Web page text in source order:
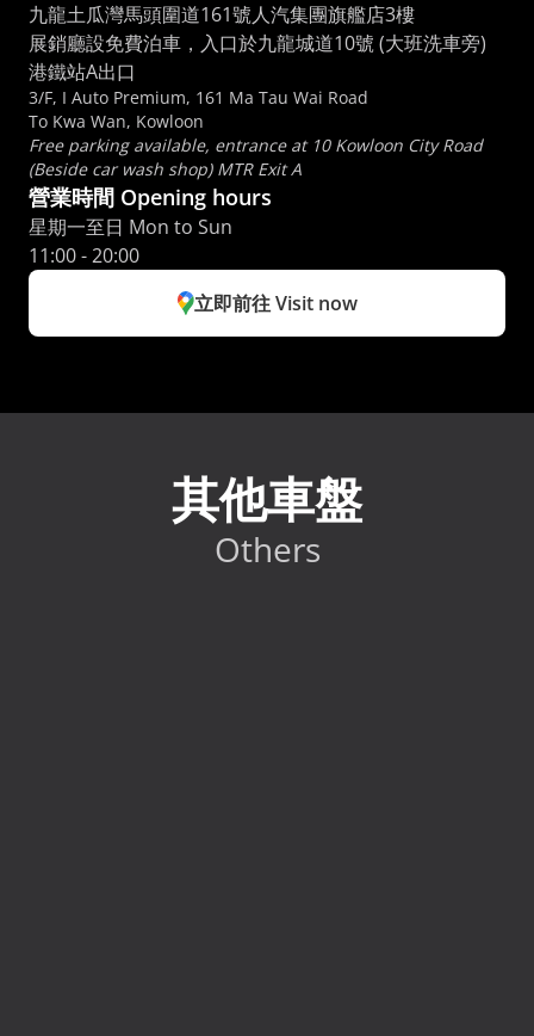
九龍土瓜灣馬頭圍道161號人汽集團旗艦店3樓
展銷廳設免費泊車，入口於九龍城道10號 (大班洗車旁)
港鐵站A出口
3/F, I Auto Premium, 161 Ma Tau Wai Road
To Kwa Wan, Kowloon
Free parking available, entrance at 10 Kowloon City Road
(Beside car wash shop) MTR Exit A
營業時間 Opening hours
星期一至日 Mon to Sun
11:00 - 20:00
立即前往 Visit now
其他車盤
Others